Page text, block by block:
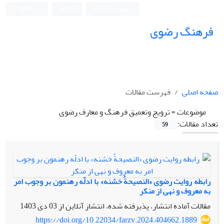
فرهنگ رضوی
صفحه اصلی
فهرست مقالات
موضوعات =ترویج وتعمیق فرهنگ و معارف رضوی
تعداد مقالات:
59
رابطه روایت رضوی «النصیحةُ خشنه» با ادلّه رهنمون بر وجوب امر
به معروف و نهی از منکر
مقالات آماده انتشار، پذیرفته شده، انتشار آنلاین از03 دی 1403
https://doi.org/10.22034/farzv.2024.404662.1889